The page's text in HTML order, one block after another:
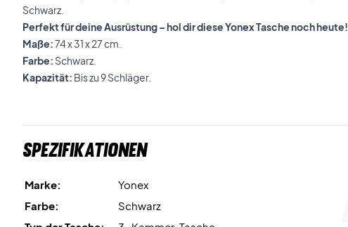
Schwarz.
Perfekt für deine Ausrüstung – hol dir diese Yonex Tasche noch heute!
Maße:74 x 31 x 27 cm.
Farbe: Schwarz.
Kapazität: Bis zu 9 Schläger.
Spezifikationen
Marke:
Yonex
Farbe:
Schwarz